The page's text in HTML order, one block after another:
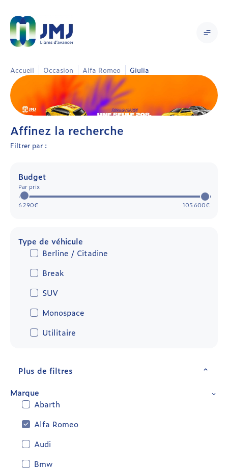
Accueil Occasion Alfa Romeo Giulia
Affinez la recherche
Filtrer par :
Budget
Par prix
6 290€ 105 600€
Type de véhicule
Berline / Citadine
Break
SUV
Monospace
Utilitaire
Plus de filtres
Marque
Abarth
Alfa Romeo
Audi
Bmw